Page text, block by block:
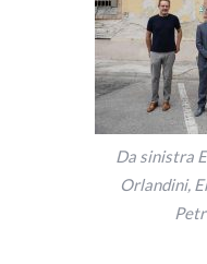
Da sinistra
Orlandini,